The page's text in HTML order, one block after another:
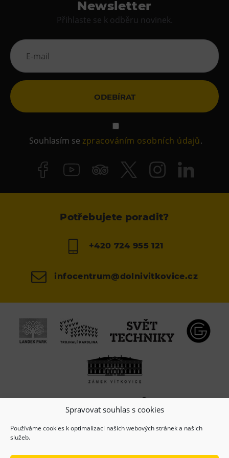
Spravovat souhlas s cookies
Používáme cookies k optimalizaci našich webových stránek a našich
služeb.
Newsletter
Přihlaste se k odběru novinek.
ODEBÍRAT
Souhlasím sezpracováním osobních údajů.
Potřebujete poradit?
+420 724 955 121
infocentrum@dolnivitkovice.cz